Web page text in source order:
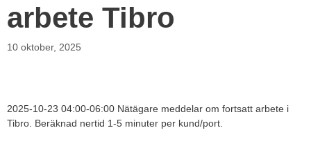
arbete Tibro
10 oktober, 2025
2025-10-23 04:00-06:00 Nätägare meddelar om fortsatt arbete i
Tibro. Beräknad nertid 1-5 minuter per kund/port.